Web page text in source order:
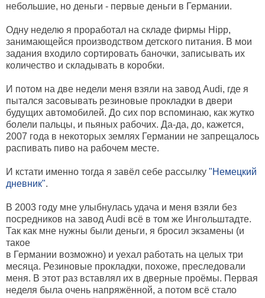
небольшие, но деньги - первые деньги в Германии.
Одну неделю я проработал на складе фирмы Hipp,
занимающейся производством детского питания. В мои
задания входило сортировать баночки, записывать их
количество и складывать в коробки.
И потом на две недели меня взяли на завод Audi, где я
пытался засовывать резиновые прокладки в двери
будущих автомобилей. До сих пор вспоминаю, как жутко
болели пальцы, и пьяных рабочих. Да-да, до, кажется,
2007 года в некоторых землях Германии не запрещалось
распивать пиво на рабочем месте.
И кстати именно тогда я завёл себе рассылку "Немецкий
дневник".
В 2003 году мне улыбнулась удача и меня взяли без
посредников на завод Audi всё в том же Ингольштадте.
Так как мне нужны были деньги, я бросил экзамены (и
такое
в Германии возможно) и уехал работать на целых три
месяца. Резиновые прокладки, похоже, преследовали
меня. В этот раз вставлял их в дверные проёмы. Первая
неделя была очень напряжённой, а потом всё стало